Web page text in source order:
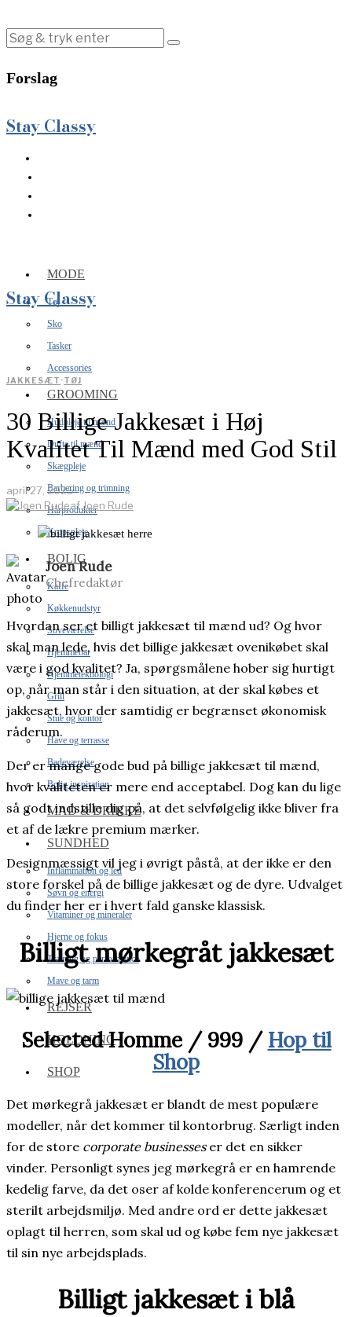
Forslag
Stay Classy
MODE
Tøj
Sko
Tasker
Accessories
GROOMING
Hudpleje til mænd
Dufte til mænd
Skægpleje
Barbering og trimning
Hårprodukter
Kropspleje
BOLIG
Kaffe
Køkkenudstyr
Soveværelse
Hjemmebar
Hjemmeteknologi
Grill
Stue og kontor
Have og terrasse
Badeværelse
Bolig inspiration
MAD & DRIKKE
SUNDHED
Inflammation og led
Søvn og energi
Vitaminer og mineraler
Hjerne og fokus
Træning og performance
Mave og tarm
REJSER
HOLDNING
SHOP
Stay Classy
JAKKESÆT ·TØJ
30 Billige Jakkesæt i Høj
Kvalitet Til Mænd med God Stil
april 27, 2025
afJoen Rude
Joen Rude
Chefredaktør
Hvordan ser et billigt jakkesæt til mænd ud? Og hvor
skal man lede, hvis det billige jakkesæt ovenikøbet skal
være i god kvalitet? Ja, spørgsmålene hober sig hurtigt
op, når man står i den situation, at der skal købes et
jakkesæt, hvor der samtidig er begrænset økonomisk
råderum.
Der er mange gode bud på billige jakkesæt til mænd,
hvor kvaliteten er mere end acceptabel. Dog kan du lige
så godt indstille dig på, at det selvfølgelig ikke bliver fra
et af de lækre premium mærker.
Designmæssigt vil jeg i øvrigt påstå, at der ikke er den
store forskel på de billige jakkesæt og de dyre. Udvalget
du finder her er i hvert fald ganske klassisk.
Billigt mørkegråt jakkesæt
Selected Homme / 999 / Hop til
Shop
Det mørkegrå jakkesæt er blandt de mest populære
modeller, når det kommer til kontorbrug. Særligt inden
for de store corporate businesseser det en sikker
vinder. Personligt synes jeg mørkegrå er en hamrende
kedelig farve, da det oser af kolde konferencerum og et
sterilt arbejdsmiljø. Med andre ord er dette jakkesæt
oplagt til herren, som skal ud og købe fem nye jakkesæt
til sin nye arbejdsplads.
Billigt jakkesæt i blå